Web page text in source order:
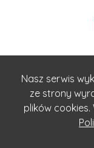
Nasz serwis
ze strony
plików